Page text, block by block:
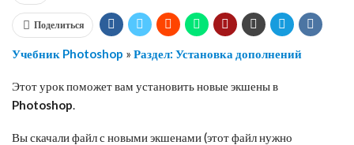
Поделиться
Учебник Photoshop » Раздел: Установка дополнений
Этот урок поможет вам установить новые экшены в
Photoshop.
Вы скачали файл с новыми экшенами (этот файл нужно